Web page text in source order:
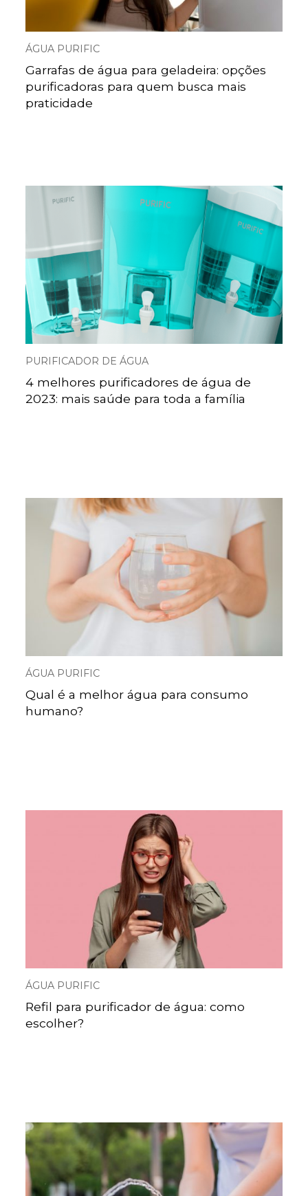
ÁGUA PURIFIC
Garrafas de água para geladeira: opções
purificadoras para quem busca mais
praticidade
PURIFICADOR DE ÁGUA
4 melhores purificadores de água de
2023: mais saúde para toda a família
ÁGUA PURIFIC
Qual é a melhor água para consumo
humano?
ÁGUA PURIFIC
Refil para purificador de água: como
escolher?